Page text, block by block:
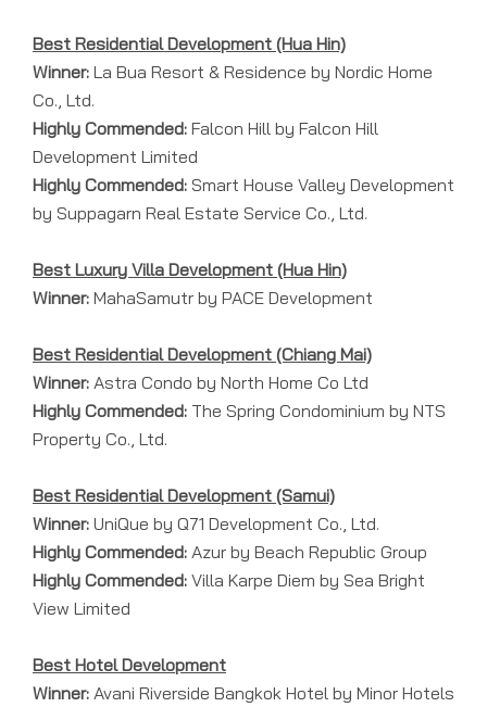
Best Residential Development (Hua Hin)
Winner: La Bua Resort & Residence by Nordic Home
Co., Ltd.
Highly Commended: Falcon Hill by Falcon Hill
Development Limited
Highly Commended: Smart House Valley Development
by Suppagarn Real Estate Service Co., Ltd.
Best Luxury Villa Development (Hua Hin)
Winner: MahaSamutr by PACE Development
Best Residential Development (Chiang Mai)
Winner: Astra Condo by North Home Co Ltd
Highly Commended: The Spring Condominium by NTS
Property Co., Ltd.
Best Residential Development (Samui)
Winner: UniQue by Q71 Development Co., Ltd.
Highly Commended: Azur by Beach Republic Group
Highly Commended: Villa Karpe Diem by Sea Bright
View Limited
Best Hotel Development
Winner: Avani Riverside Bangkok Hotel by Minor Hotels